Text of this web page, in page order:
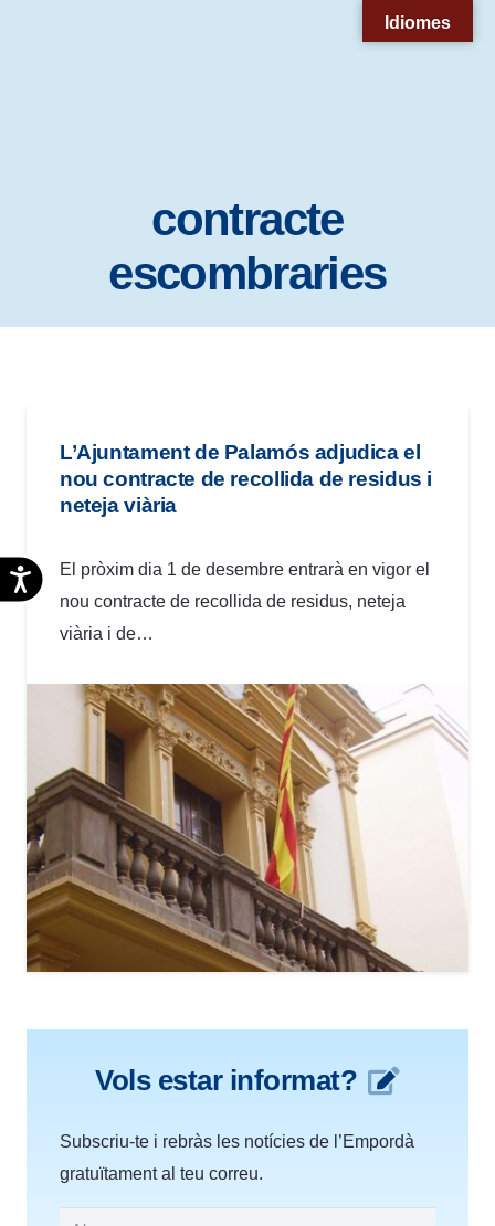
Accesibilidad
contracte
escombraries
L’Ajuntament de Palamós adjudica el
nou contracte de recollida de residus i
neteja viària
El pròxim dia 1 de desembre entrarà en vigor el
nou contracte de recollida de residus, neteja
viària i de…
Vols estar informat?
Subscriu-te i rebràs les notícies de l’Empordà
gratuïtament al teu correu.
Idiomes